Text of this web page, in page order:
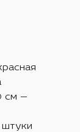
см —